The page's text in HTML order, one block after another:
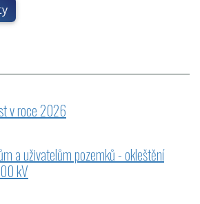
v roce 2026
a uživatelům pozemků - okleštění
kV